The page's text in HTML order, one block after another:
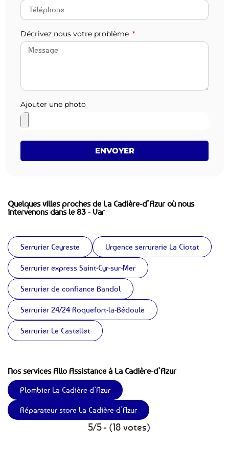
Décrivez nous votre problème
Ajouter une photo
ENVOYER
Quelques villes proches de La Cadière-d’Azur où nous
intervenons dans le 83 - Var
Serrurier Ceyreste Urgence serrurerie La Ciotat
Serrurier express Saint-Cyr-sur-Mer
Serrurier de confiance Bandol
Serrurier 24/24 Roquefort-la-Bédoule
Serrurier Le Castellet
Nos services Allo Assistance à La Cadière-d’Azur
Plombier La Cadière-d’Azur
Réparateur store La Cadière-d’Azur
5/5 - (18 votes)